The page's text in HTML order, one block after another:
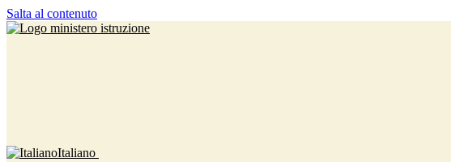
Salta al contenuto
Italiano